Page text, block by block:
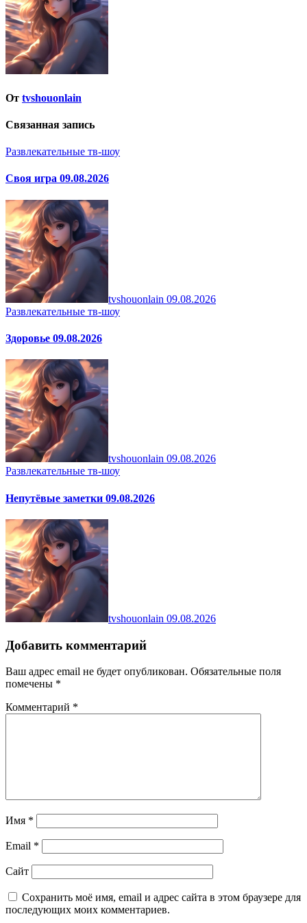
От tvshouonlain
Связанная запись
Развлекательные тв-шоу
Своя игра 09.08.2026
tvshouonlain 09.08.2026
Развлекательные тв-шоу
Здоровье 09.08.2026
tvshouonlain 09.08.2026
Развлекательные тв-шоу
Непутёвые заметки 09.08.2026
tvshouonlain 09.08.2026
Добавить комментарий
Ваш адрес email не будет опубликован. Обязательные поля
помечены *
Комментарий *
Имя *
Email *
Сайт
Сохранить моё имя, email и адрес сайта в этом браузере для
последующих моих комментариев.